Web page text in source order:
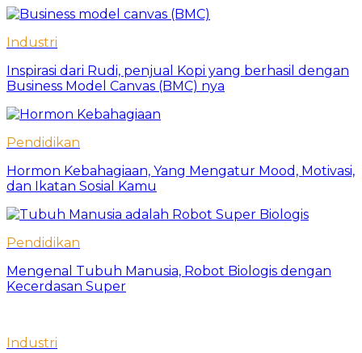
Industri
Inspirasi dari Rudi, penjual Kopi yang berhasil dengan
Business Model Canvas (BMC) nya
Pendidikan
Hormon Kebahagiaan, Yang Mengatur Mood, Motivasi,
dan Ikatan Sosial Kamu
Pendidikan
Mengenal Tubuh Manusia, Robot Biologis dengan
Kecerdasan Super
Industri